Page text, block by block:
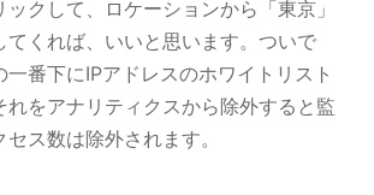
クして、ロケーションから「東京」
てくれば、いいと思います。ついで
一番下にIPアドレスのホワイトリスト
れをアナリティクスから除外すると監
ス数は除外されます。